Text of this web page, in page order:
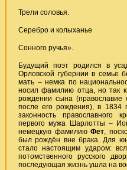
Трели соловья.
Серебро и колыханье
Сонного
Будущий поэт родился в
Орловской губернии в семье
мать – немка по
носил фамилию отца, но так
рождении сына (православие
после его рождения), в 1834
законность
первого мужа Шарлотты –
немецкую фамилиюФет,
был рождён вне брака. Для
стало настоящим ударом:
потомственного русского
последующая жизнь ушла на